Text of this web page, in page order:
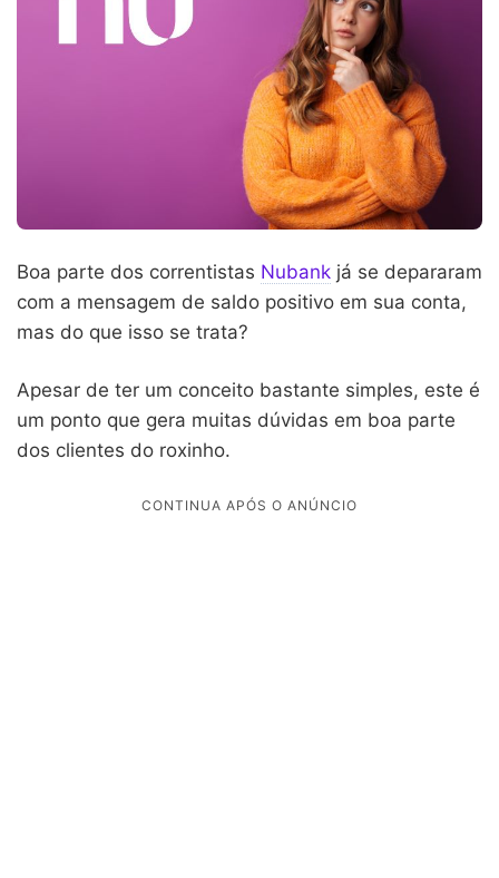
Boa parte dos correntistas Nubank já se depararam
com a mensagem de saldo positivo em sua conta,
mas do que isso se trata?
Apesar de ter um conceito bastante simples, este é
um ponto que gera muitas dúvidas em boa parte
dos clientes do roxinho.